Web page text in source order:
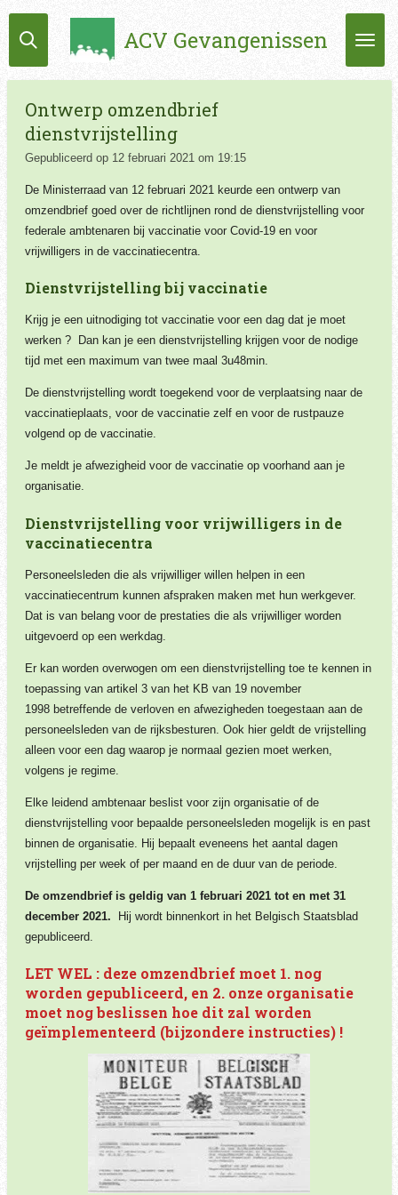
Ga
direct
de
hoofdinhoud
ACV Gevangenissen
Ontwerp omzendbrief
dienstvrijstelling
Gepubliceerd op 12 februari 2021 om 19:15
De Ministerraad van 12 februari 2021 keurde een ontwerp van
omzendbrief goed over de richtlijnen rond de dienstvrijstelling voor
federale ambtenaren bij vaccinatie voor Covid-19 en voor
vrijwilligers in de vaccinatiecentra.
Dienstvrijstelling bij vaccinatie
Krijg je een uitnodiging tot vaccinatie voor een dag dat je moet
werken ? Dan kan je een dienstvrijstelling krijgen voor de nodige
tijd met een maximum van twee maal 3u48min.
De dienstvrijstelling wordt toegekend voor de verplaatsing naar de
vaccinatieplaats, voor de vaccinatie zelf en voor de rustpauze
volgend op de vaccinatie.
Je meldt je afwezigheid voor de vaccinatie op voorhand aan je
organisatie.
Dienstvrijstelling voor vrijwilligers in de
vaccinatiecentra
Personeelsleden die als vrijwilliger willen helpen in een
vaccinatiecentrum kunnen afspraken maken met hun werkgever.
Dat is van belang voor de prestaties die als vrijwilliger worden
uitgevoerd op een werkdag.
Er kan worden overwogen om een dienstvrijstelling toe te kennen in
toepassing van artikel 3 van het KB van 19 november
1998 betreffende de verloven en afwezigheden toegestaan aan de
personeelsleden van de rijksbesturen. Ook hier geldt de vrijstelling
alleen voor een dag waarop je normaal gezien moet werken,
volgens je regime.
Elke leidend ambtenaar beslist voor zijn organisatie of de
dienstvrijstelling voor bepaalde personeelsleden mogelijk is en past
binnen de organisatie. Hij bepaalt eveneens het aantal dagen
vrijstelling per week of per maand en de duur van de periode.
De omzendbrief is geldig van 1 februari 2021 tot en met 31
december 2021.
Hij wordt binnenkort in het Belgisch Staatsblad
gepubliceerd.
LET WEL : deze omzendbrief moet 1. nog
worden gepubliceerd, en 2. onze organisatie
moet nog beslissen hoe dit zal worden
geïmplementeerd (bijzondere instructies) !